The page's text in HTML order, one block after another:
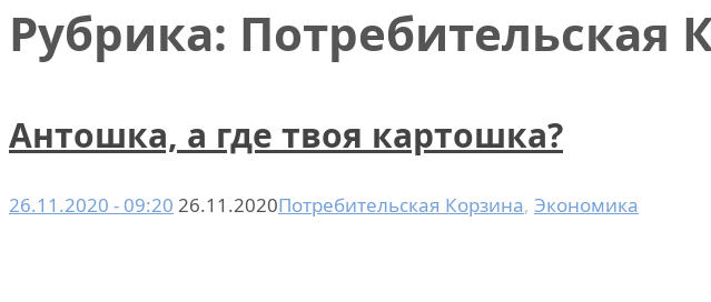
Рубрика: Потребительская
Антошка, а где твоя картошка?
26.11.2020 - 09:20 26.11.2020Потребительская Корзина, Экономика